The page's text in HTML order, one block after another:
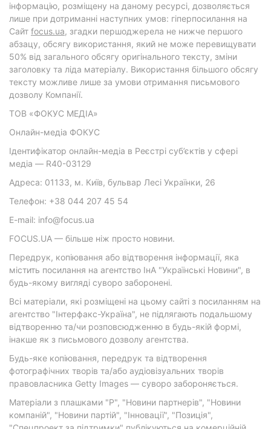
інформацію, розміщену на даному ресурсі, дозволяється
лише при дотриманні наступних умов: гіперпосилання на
Cайт focus.ua, згадки першоджерела не нижче першого
абзацу, обсягу використання, який не може перевищувати
50% від загального обсягу оригінального тексту, зміни
заголовку та ліда матеріалу. Використання більшого обсягу
тексту можливе лише за умови отримання письмового
дозволу Компанії.
ТОВ «ФОКУС МЕДІА»
Онлайн-медіа ФОКУС
Ідентифікатор онлайн-медіа в Реєстрі суб’єктів у сфері
медіа — R40-03129
Адреса: 01133, м. Київ, бульвар Лесі Українки, 26
Телефон: +38 044 207 45 54
E-mail: info@focus.ua
FOCUS.UA — більше ніж просто новини.
Передрук, копіювання або відтворення інформації, яка
містить посилання на агентство ІнА "Українські Новини", в
будь-якому вигляді суворо заборонені.
Всі матеріали, які розміщені на цьому сайті з посиланням на
агентство "Інтерфакс-Україна", не підлягають подальшому
відтворенню та/чи розповсюдженню в будь-якій формі,
інакше як з письмового дозволу агентства.
Будь-яке копіювання, передрук та відтворення
фотографічних творів та/або аудіовізуальних творів
правовласника Getty Images — суворо забороняється.
Матеріали з плашками "Р", "Новини партнерів", "Новини
компаній", "Новини партій", "Інновації", "Позиція",